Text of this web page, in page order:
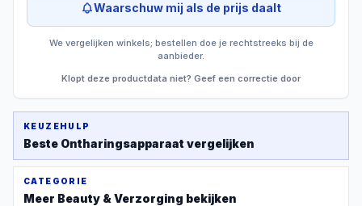
Waarschuw mij als de prijs daalt
We vergelijken winkels; bestellen doe je rechtstreeks bij de
aanbieder.
Klopt deze productdata niet? Geef een correctie door
KEUZEHULP
Beste Ontharingsapparaat vergelijken
CATEGORIE
Meer Beauty & Verzorging bekijken